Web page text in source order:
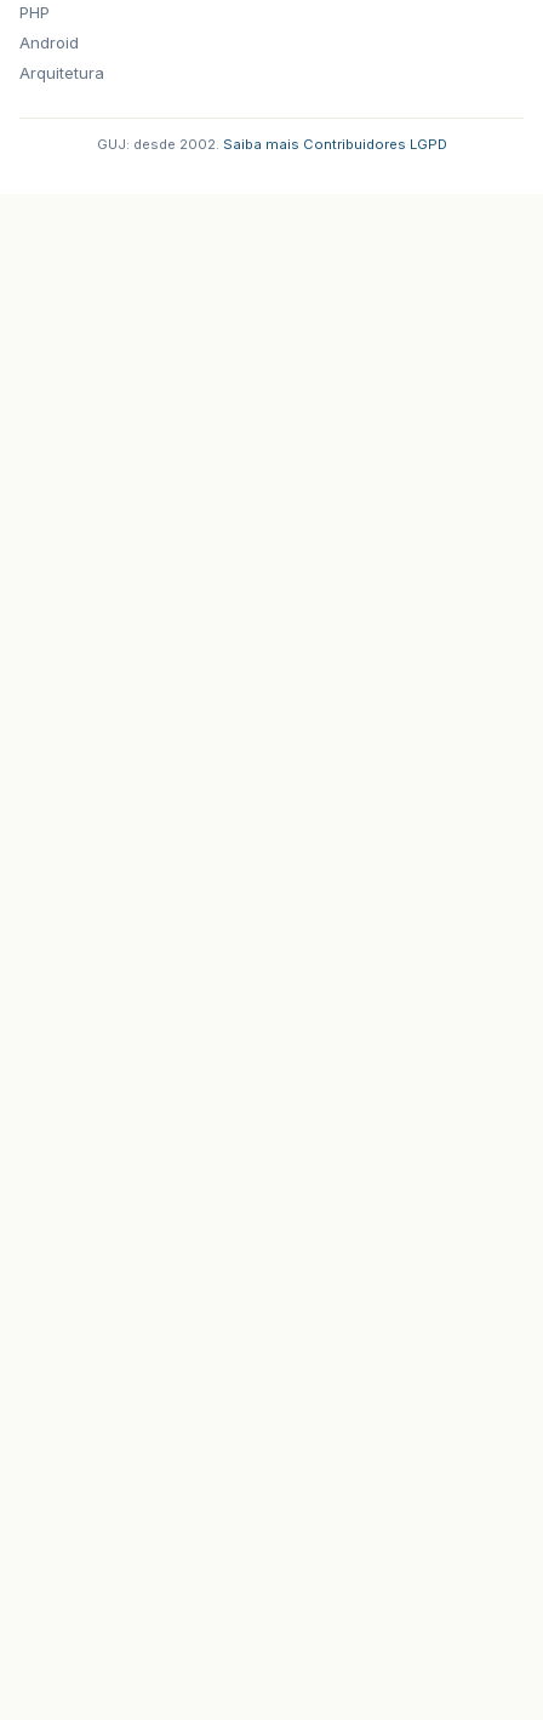
PHP
Android
Arquitetura
GUJ: desde 2002. Saiba mais Contribuidores LGPD